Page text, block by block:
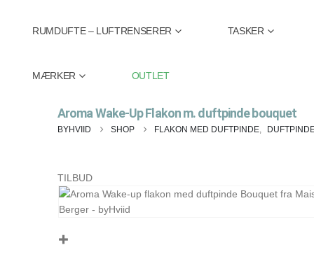
RUMDUFTE – LUFTRENSERER TASKER
MÆRKER OUTLET
Aroma Wake-Up Flakon m. duftpinde bouquet
BYHVIID SHOP FLAKON MED DUFTPINDE,
TILBUD